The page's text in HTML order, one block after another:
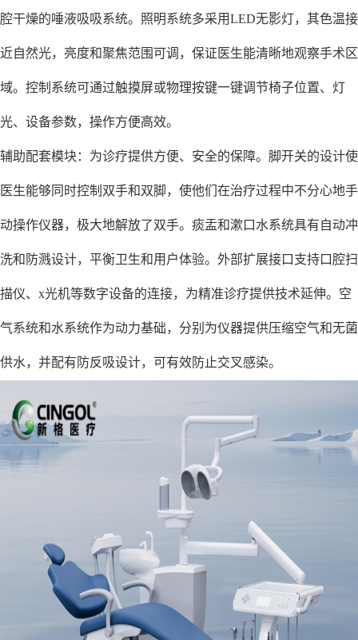
腔干燥的唾液吸吸系统。照明系统多采用LED无影灯，其色温接
近自然光，亮度和聚焦范围可调，保证医生能清晰地观察手术区
域。控制系统可通过触摸屏或物理按键一键调节椅子位置、灯
光、设备参数，操作方便高效。
辅助配套模块：为诊疗提供方便、安全的保障。脚开关的设计使
医生能够同时控制双手和双脚，使他们在治疗过程中不分心地手
动操作仪器，极大地解放了双手。痰盂和漱口水系统具有自动冲
洗和防溅设计，平衡卫生和用户体验。外部扩展接口支持口腔扫
描仪、x光机等数字设备的连接，为精准诊疗提供技术延伸。空
气系统和水系统作为动力基础，分别为仪器提供压缩空气和无菌
供水，并配有防反吸设计，可有效防止交叉感染。